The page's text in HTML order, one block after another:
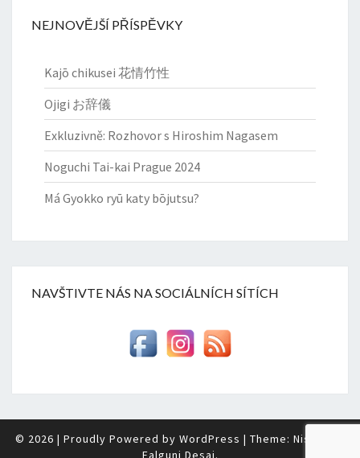
NEJNOVĚJŠÍ PŘÍSPĚVKY
Kajō chikusei 花情竹性
Ojigi お辞儀
Exkluzivně: Rozhovor s Hiroshim Nagasem
Noguchi Tai-kai Prague 2024
Má Gyokko ryū katy bōjutsu?
NAVŠTIVTE NÁS NA SOCIÁLNÍCH SÍTÍCH
© 2026 | Proudly Powered by WordPress | Theme: Nisarg by
Falguni Desai.